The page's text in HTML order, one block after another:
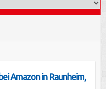
Amazon in Raunheim,